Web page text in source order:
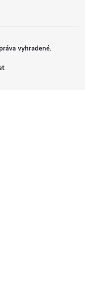
vyhradené.